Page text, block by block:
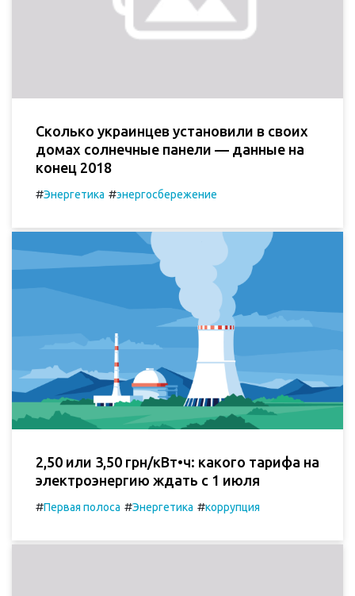
Сколько украинцев установили в своих
домах солнечные панели — данные на
конец 2018
#Энергетика #энергосбережение
2,50 или 3,50 грн/кВт•ч: какого тарифа на
электроэнергию ждать с 1 июля
#Первая полоса #Энергетика #коррупция